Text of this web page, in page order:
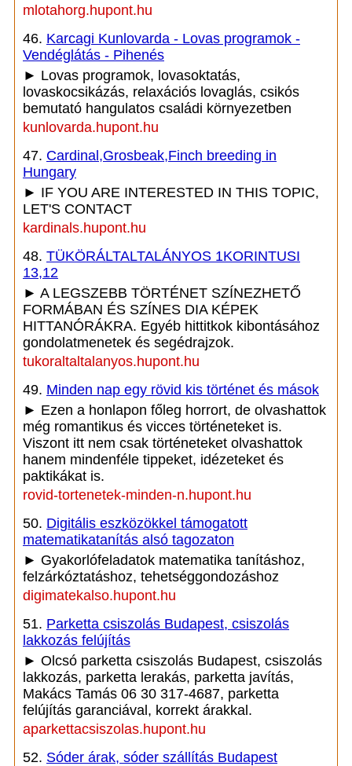
mlotahorg.hupont.hu
46. Karcagi Kunlovarda - Lovas programok -
Vendéglátás - Pihenés
► Lovas programok, lovasoktatás,
lovaskocsikázás, relaxációs lovaglás, csikós
bemutató hangulatos családi környezetben
kunlovarda.hupont.hu
47. Cardinal,Grosbeak,Finch breeding in
Hungary
► IF YOU ARE INTERESTED IN THIS TOPIC,
LET'S CONTACT
kardinals.hupont.hu
48. TÜKÖRÁLTALTALÁNYOS 1KORINTUSI
13,12
► A LEGSZEBB TÖRTÉNET SZÍNEZHETŐ
FORMÁBAN ÉS SZÍNES DIA KÉPEK
HITTANÓRÁKRA. Egyéb hittitkok kibontásához
gondolatmenetek és segédrajzok.
tukoraltaltalanyos.hupont.hu
49. Minden nap egy rövid kis történet és mások
► Ezen a honlapon főleg horrort, de olvashattok
még romantikus és vicces történeteket is.
Viszont itt nem csak történeteket olvashattok
hanem mindenféle tippeket, idézeteket és
paktikákat is.
rovid-tortenetek-minden-n.hupont.hu
50. Digitális eszközökkel támogatott
matematikatanítás alsó tagozaton
► Gyakorlófeladatok matematika tanításhoz,
felzárkóztatáshoz, tehetséggondozáshoz
digimatekalso.hupont.hu
51. Parketta csiszolás Budapest, csiszolás
lakkozás felújítás
► Olcsó parketta csiszolás Budapest, csiszolás
lakkozás, parketta lerakás, parketta javítás,
Makács Tamás 06 30 317-4687, parketta
felújítás garanciával, korrekt árakkal.
aparkettacsiszolas.hupont.hu
52. Sóder árak, sóder szállítás Budapest